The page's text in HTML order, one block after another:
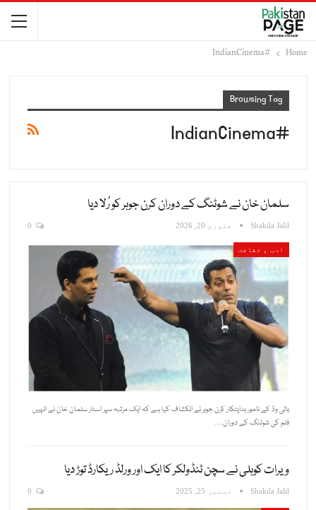
Home
#IndianCinema
Browsing Tag
#IndianCinema
سلمان خان نے شوٹنگ کے دوران کرن جوہر کو رُلا دیا
Shakila Jalil جنوری 20, 2026
ادب و ثقافت
بالی وڈ کے نامور ہدایتکار کرن جوہر نے انکشاف کیا ہے کہ ایک مرتبہ سپر اسٹار سلمان خان نے انہیں
فلم کی شوٹنگ کے دوران…
ویرات کوہلی نے سچن ٹنڈولکر کا ایک اور ورلڈ ریکارڈ توڑ دیا
Shakila Jalil دسمبر 25, 2025